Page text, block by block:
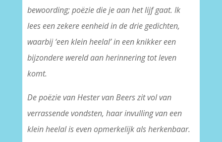
bewoording; poëzie die je aan het lijf gaat. Ik
lees een zekere eenheid in de drie gedichten,
waarbij ‘een klein heelal’ in een knikker een
bijzondere wereld aan herinnering tot leven
komt.
De poëzie van Hester van Beers zit vol van
verrassende vondsten, haar invulling van een
klein heelal is even opmerkelijk als herkenbaar.